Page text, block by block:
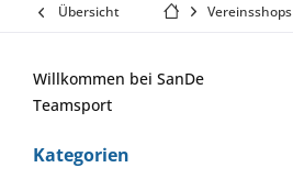
Übersicht Vereinsshops
Willkommen bei SanDe
Teamsport
Kategorien